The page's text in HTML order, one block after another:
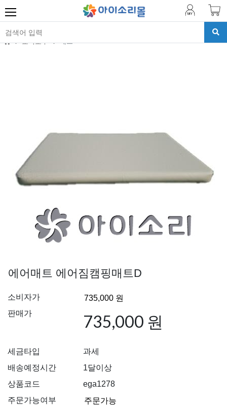
교육교구 매트
에어매트 에어짐캠핑매트D
소비자가
판매가
735,000 원
세금타입
과세
배송예정시간
1달이상
상품코드
ega1278
주문가능여부